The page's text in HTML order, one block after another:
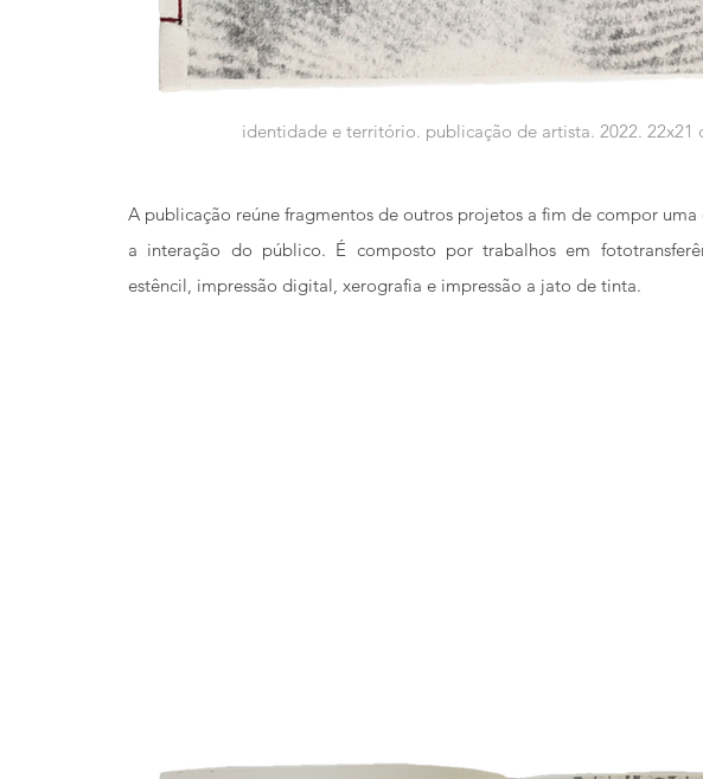
identidade e território. publicação de artista. 2022. 22x21
A publicação reúne fragmentos de outros projetos a fim de compor
a interação do público. É composto por trabalhos em
estêncil, impressão digital, xerografia e impressão a jato de tinta.